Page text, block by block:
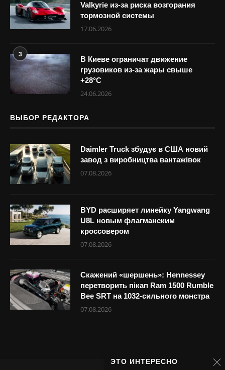
Valkyrie из-за риска возгорания
тормозной системы
17.06.2026
3
В Киеве ограничат движение
грузовиков из-за жары свыше
+28°С
24.06.2026
ВЫБОР РЕДАКТОРА
Daimler Truck збудує в США новий
завод з виробництва вантажівок
07.08.2026
BYD расширяет линейку Yangwang
U8L новым флагманским
кроссовером
07.08.2026
Скажений «шершень»: Hennessey
перетворить пікап Ram 1500 Rumble
Bee SRT на 1032-сильного монстра
07.08.2026
ЭТО ИНТЕРЕСНО